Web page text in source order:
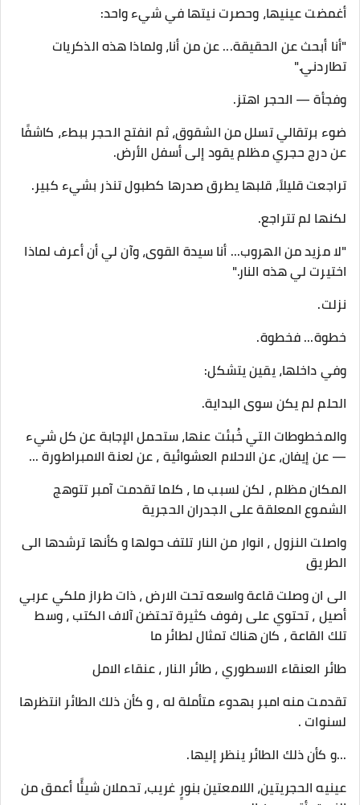
أغمضت عينيها، وحصرت نيتها في شيء واحد:
"أنا أبحث عن الحقيقة... عن من أنا، ولماذا هذه الذكريات
تطاردني."
وفجأة — الحجر اهتز.
ضوء برتقالي تسلل من الشقوق، ثم انفتح الحجر ببطء، كاشفًا
عن درج حجري مظلم يقود إلى أسفل الأرض.
تراجعت قليلاً، قلبها يطرق صدرها كطبول تنذر بشيء كبير.
لكنها لم تتراجع.
"لا مزيد من الهروب... أنا سيدة القوى، وآن لي أن أعرف لماذا
اختيرت لي هذه النار."
نزلت.
خطوة... فخطوة.
وفي داخلها، يقين يتشكل:
الحلم لم يكن سوى البداية.
والمخطوطات التي خُبئت عنها، ستحمل الإجابة عن كل شيء
— عن إيفان، عن الاحلام العشوائية ، عن لعنة الامبراطورة ...
المكان مظلم ، لكن لسبب ما ، كلما تقدمت آمبر تتوهج
الشموع المعلقة على الجدران الحجرية
واصلت النزول ، انوار من النار تلتف حولها و كأنها ترشدها الى
الطريق
الى ان وصلت قاعة واسعه تحت الارض ، ذات طراز ملكي عربي
أصيل ، تحتوي على رفوف كثيرة تحتضن آلاف الكتب ، وسط
تلك القاعة ، كان هناك تمثال لطائر ما
طائر العنقاء الاسطوري ، طائر النار ، عنقاء الامل
تقدمت منه امبر بهدوء متأملة له ، و كأن ذلك الطائر انتظرها
لسنوات .
...و كأن ذلك الطائر ينظر إليها.
عينيه الحجريتين، اللامعتين بنورٍ غريب، تحملان شيئًا أعمق من